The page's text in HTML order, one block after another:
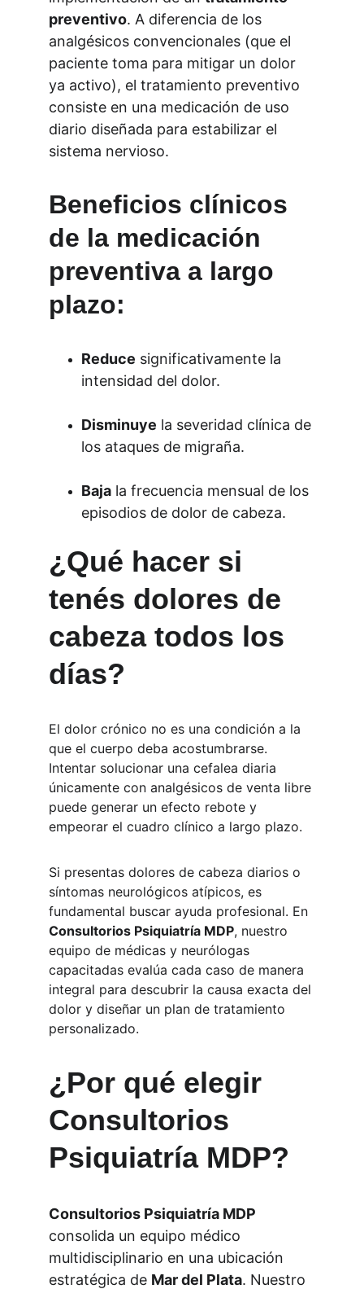
preventivo. A diferencia de los
analgésicos convencionales (que el
paciente toma para mitigar un dolor
ya activo), el tratamiento preventivo
consiste en una medicación de uso
diario diseñada para estabilizar el
sistema nervioso.
Beneficios clínicos
de la medicación
preventiva a largo
plazo:
Reduce significativamente la
intensidad del dolor.
Disminuye la severidad clínica de
los ataques de migraña.
Baja la frecuencia mensual de los
episodios de dolor de cabeza.
¿Qué hacer si
tenés dolores de
cabeza todos los
días?
El dolor crónico no es una condición a la
que el cuerpo deba acostumbrarse.
Intentar solucionar una cefalea diaria
únicamente con analgésicos de venta libre
puede generar un efecto rebote y
empeorar el cuadro clínico a largo plazo.
Si presentas dolores de cabeza diarios o
síntomas neurológicos atípicos, es
fundamental buscar ayuda profesional. En
Consultorios Psiquiatría MDP, nuestro
equipo de médicas y neurólogas
capacitadas evalúa cada caso de manera
integral para descubrir la causa exacta del
dolor y diseñar un plan de tratamiento
personalizado.
¿Por qué elegir
Consultorios
Psiquiatría MDP?
Consultorios Psiquiatría MDP
consolida un equipo médico
multidisciplinario en una ubicación
estratégica de Mar del Plata. Nuestro